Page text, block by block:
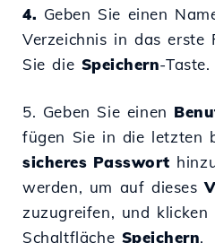
4. Geben Sie einen
Verzeichnis in das erste
Sie die Speichern-Taste.
5. Geben Sie einen
fügen Sie in die letzten
sicheres Passwort
werden, um auf dieses
zuzugreifen, und
Schaltfläche Speichern.